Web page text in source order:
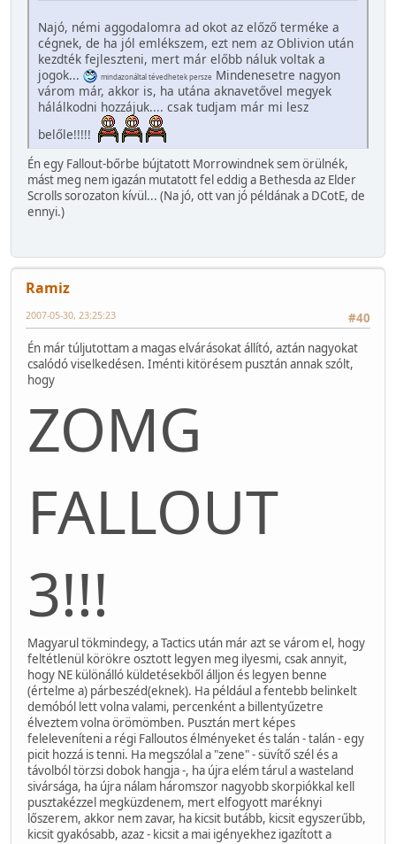
Najó, némi aggodalomra ad okot az előző terméke a
cégnek, de ha jól emlékszem, ezt nem az Oblivion után
kezdték fejleszteni, mert már előbb náluk voltak a
jogok...
mindazonáltal tévedhetek persze Mindenesetre nagyon
várom már, akkor is, ha utána aknavetővel megyek
hálálkodni hozzájuk.... csak tudjam már mi lesz
belőle!!!!!
Én egy Fallout-bőrbe bújtatott Morrowindnek sem örülnék,
mást meg nem igazán mutatott fel eddig a Bethesda az Elder
Scrolls sorozaton kívül... (Na jó, ott van jó példának a DCotE, de
ennyi.)
Ramiz
#40
2007-05-30, 23:25:23
Én már túljutottam a magas elvárásokat állító, aztán nagyokat
csalódó viselkedésen. Iménti kitörésem pusztán annak szólt,
hogy
ZOMG
FALLOUT
3!!!
Magyarul tökmindegy, a Tactics után már azt se várom el, hogy
feltétlenül körökre osztott legyen meg ilyesmi, csak annyit,
hogy NE különálló küldetésekből álljon és legyen benne
(értelme a) párbeszéd(eknek). Ha például a fentebb belinkelt
demóból lett volna valami, percenként a billentyűzetre
élveztem volna örömömben. Pusztán mert képes
feleleveníteni a régi Falloutos élményeket és talán - talán - egy
picit hozzá is tenni. Ha megszólal a "zene" - süvítő szél és a
távolból törzsi dobok hangja -, ha újra elém tárul a wasteland
sivársága, ha újra nálam háromszor nagyobb skorpiókkal kell
pusztakézzel megküzdenem, mert elfogyott maréknyi
lőszerem, akkor nem zavar, ha kicsit butább, kicsit egyszerűbb,
kicsit gyakósabb, azaz - kicsit a mai igényekhez igazított a